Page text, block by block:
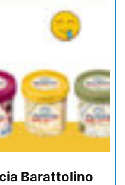
Barattolino